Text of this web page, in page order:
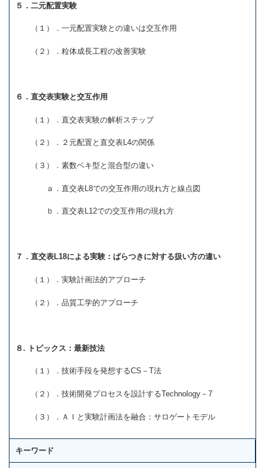
５．二元配置実験
（１）．一元配置実験との違いは交互作用
（２）．粒体成長工程の改善実験
６．直交表実験と交互作用
（１）．直交表実験の解析ステップ
（２）．２元配置と直交表L4の関係
（３）．素数ベキ型と混合型の違い
ａ．直交表L8での交互作用の現れ方と線点図
ｂ．直交表L12での交互作用の現れ方
７．直交表L18による実験：ばらつきに対する扱い方の違い
（１）．実験計画法的アプローチ
（２）．品質工学的アプローチ
８. トピックス：最新技法
（１）．技術手段を発想するCS－T法
（２）．技術開発プロセスを設計するTechnology－7
（３）．ＡＩと実験計画法を融合：サロゲートモデル
キーワード